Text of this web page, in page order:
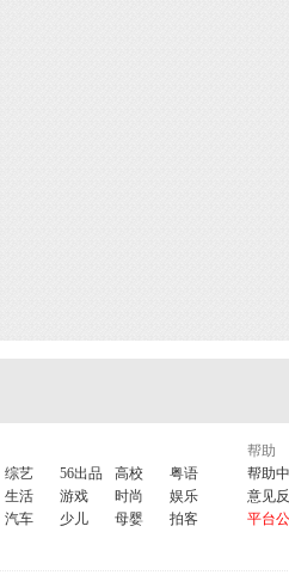
综艺 56出品 高校
粤语
生活 游戏 时尚
娱乐
汽车 少儿 母婴 拍客
帮助
帮助
意见
平台